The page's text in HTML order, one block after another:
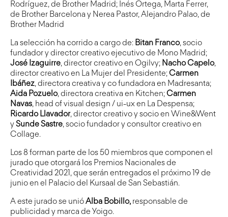
Rodríguez, de Brother Madrid; Inés Ortega, Marta Ferrer,
de Brother Barcelona y Nerea Pastor, Alejandro Palao, de
Brother Madrid
La selección ha corrido a cargo de: Bitan Franco, socio
fundador y director creativo ejecutivo de Mono Madrid;
José Izaguirre, director creativo en Ogilvy; Nacho Capelo,
director creativo en La Mujer del Presidente;Carmen
Ibáñez, directora creativa y co fundadora en Madresanta;
Aida Pozuelo, directora creativa en Kitchen;Carmen
Navas, head of visual design / ui-ux en La Despensa;
Ricardo Llavador, director creativo y socio en Wine&Went
ySunde Sastre, socio fundador y consultor creativo en
Collage.
Los 8 forman parte de los 50 miembros que componen el
jurado que otorgará los Premios Nacionales de
Creatividad 2021, que serán entregados el próximo 19 de
junio en el Palacio del Kursaal de San Sebastián.
A este jurado se unióAlba Bobillo, responsable de
publicidad y marca de Yoigo.